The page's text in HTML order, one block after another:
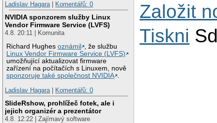
Ladislav Hagara| Komentářů: 0
NVIDIA sponzorem služby Linux
Vendor Firmware Service (LVFS)
4.8. 20:11 | Komunita
Richard Hughesoznámil
, že službu
Linux Vendor Firmware Service (LVFS)
umožňující aktualizovat firmware
zařízení na počítačích s Linuxem, nově
sponzoruje také společnost NVIDIA .
Ladislav Hagara| Komentářů: 0
SlideRshow, prohlížeč fotek, ale i
jejich organizér a prezentátor
4.8. 12:22 | Zajímavý software
Založit
Tiskni